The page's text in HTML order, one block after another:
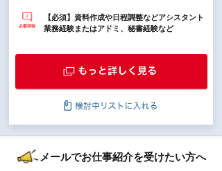
【必須】資料作成や日程調整などアシスタント
業務経験またはアドミ、秘書経験など
メールでお仕事紹介を受けたい方へ